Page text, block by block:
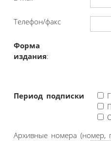
Телефон/факс
Форма
издания:
Период подписки
Архивные номера (номер,